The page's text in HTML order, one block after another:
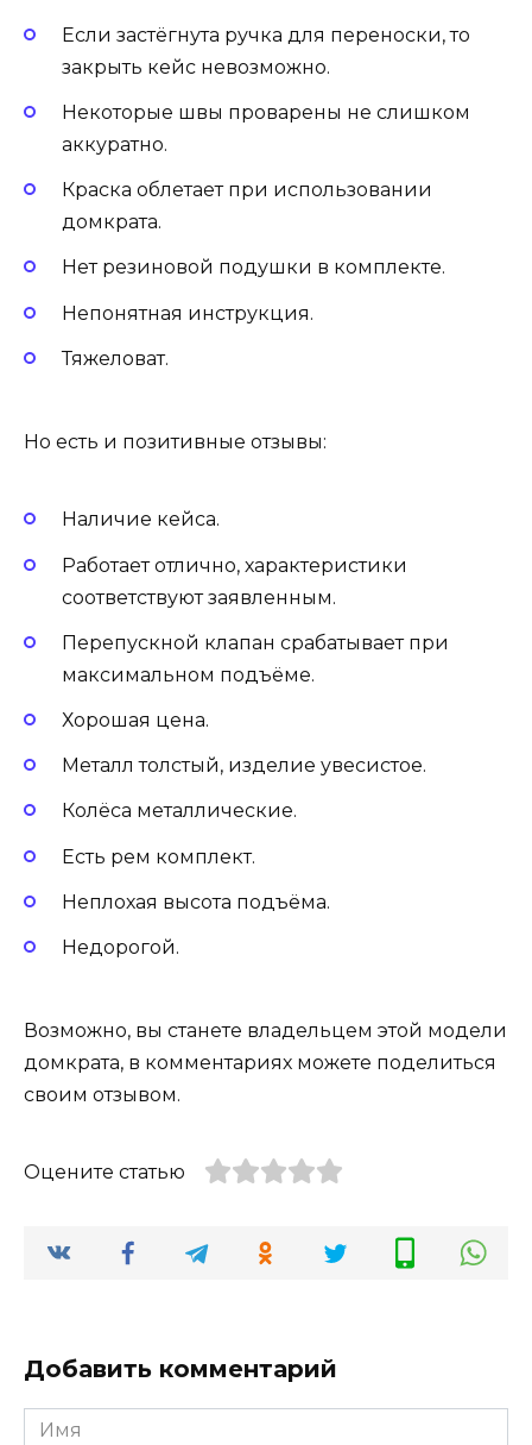
Если застёгнута ручка для переноски, то
закрыть кейс невозможно.
Некоторые швы проварены не слишком
аккуратно.
Краска облетает при использовании
домкрата.
Нет резиновой подушки в комплекте.
Непонятная инструкция.
Тяжеловат.
Но есть и позитивные отзывы:
Наличие кейса.
Работает отлично, характеристики
соответствуют заявленным.
Перепускной клапан срабатывает при
максимальном подъёме.
Хорошая цена.
Металл толстый, изделие увесистое.
Колёса металлические.
Есть рем комплект.
Неплохая высота подъёма.
Недорогой.
Возможно, вы станете владельцем этой модели
домкрата, в комментариях можете поделиться
своим отзывом.
Оцените статью
Добавить комментарий
Имя